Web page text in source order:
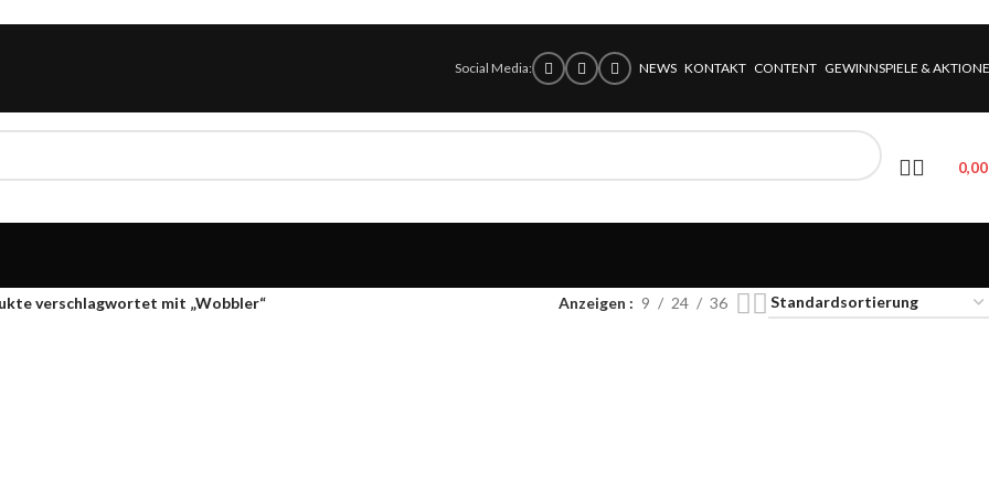
Social Media: NEWS KONTAKT CONTENT GEWINNSPIELE &
verschlagwortet mit „Wobbler“ Anzeigen 9 24 36